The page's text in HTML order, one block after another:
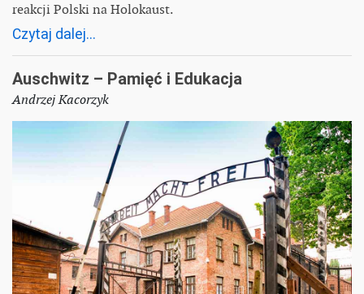
reakcji Polski na Holokaust.
Czytaj dalej...
Auschwitz – Pamięć i Edukacja
Andrzej Kacorzyk